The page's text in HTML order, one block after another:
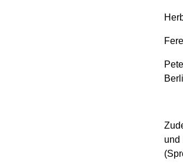
und